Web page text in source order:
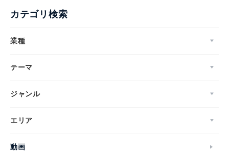
カテゴリ検索
業種
テーマ
ジャンル
エリア
動画